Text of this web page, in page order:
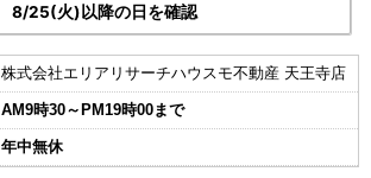
8/25(火)以降の日を確認
株式会社エリアリサーチハウスモ不動産 天王寺店
AM9時30～PM19時00まで
年中無休